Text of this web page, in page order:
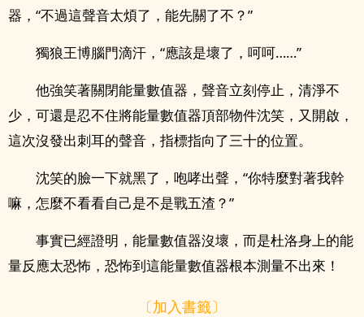
器，“不過這聲音太煩了，能先關了不？”
獨狼王博腦門滴汗，“應該是壞了，呵呵……”
他強笑著關閉能量數值器，聲音立刻停止，清淨不
少，可還是忍不住將能量數值器頂部物件沈笑，又開啟，
這次沒發出刺耳的聲音，指標指向了三十的位置。
沈笑的臉一下就黑了，咆哮出聲，“你特麼對著我幹
嘛，怎麼不看看自己是不是戰五渣？”
事實已經證明，能量數值器沒壞，而是杜洛身上的能
量反應太恐怖，恐怖到這能量數值器根本測量不出來！
〔加入書籤〕